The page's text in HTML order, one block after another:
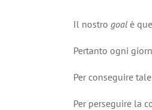
Il nostro goal è
Pertanto ogni
Per conseguire
Per perseguire la